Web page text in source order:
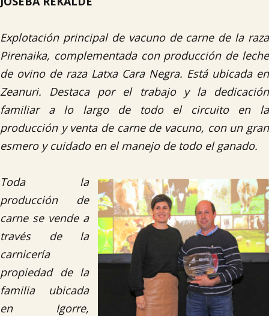
Explotación principal de vacuno de carne de la raza
Pirenaika, complementada con producción de leche
de ovino de raza Latxa Cara Negra. Está ubicada en
Zeanuri. Destaca por el trabajo y la dedicación
familiar a lo largo de todo el circuito en la
producción y venta de carne de vacuno, con un gran
esmero y cuidado en el manejo de todo el ganado.
Toda la
producción de
carne se vende a
través de la
carnicería
propiedad de la
familia ubicada
en Igorre,